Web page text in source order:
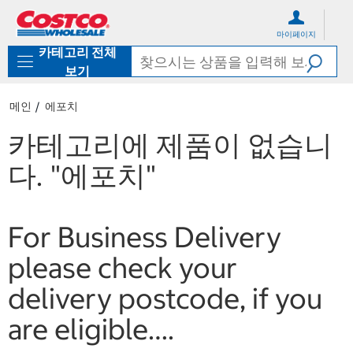
로
기
가
마이페이지
카테고리 전체
보기
메인 에포치
카테고리에 제품이 없습니
다. "에포치"
For Business Delivery
please check your
delivery postcode, if you
are eligible….